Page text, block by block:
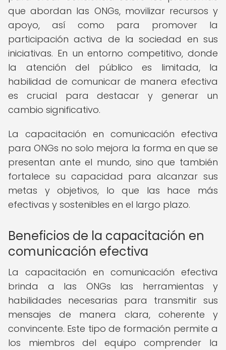
que abordan las ONGs, movilizar recursos y
apoyo, así como para promover la
participación activa de la sociedad en sus
iniciativas. En un entorno competitivo, donde
la atención del público es limitada, la
habilidad de comunicar de manera efectiva
es crucial para destacar y generar un
cambio significativo.
La capacitación en comunicación efectiva
para ONGs no solo mejora la forma en que se
presentan ante el mundo, sino que también
fortalece su capacidad para alcanzar sus
metas y objetivos, lo que las hace más
efectivas y sostenibles en el largo plazo.
Beneficios de la capacitación en
comunicación efectiva
La capacitación en comunicación efectiva
brinda a las ONGs las herramientas y
habilidades necesarias para transmitir sus
mensajes de manera clara, coherente y
convincente. Este tipo de formación permite a
los miembros del equipo comprender la